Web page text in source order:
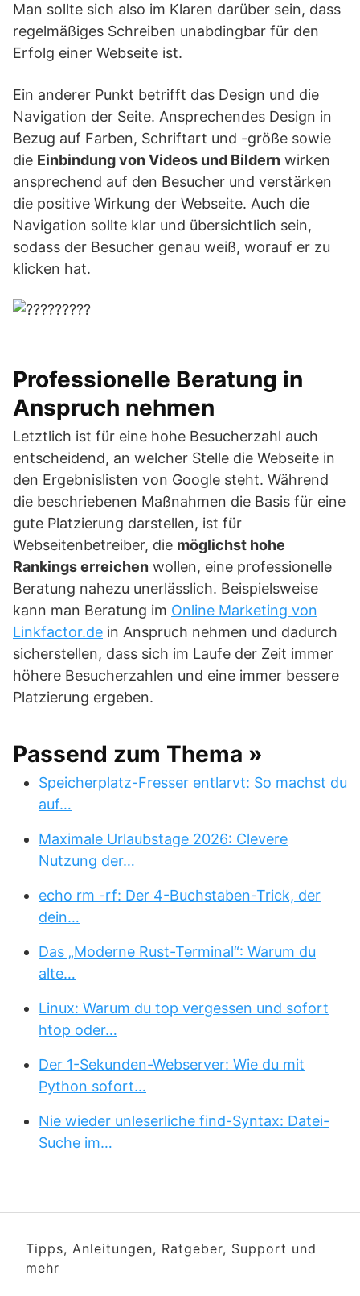
Man sollte sich also im Klaren darüber sein, dass
regelmäßiges Schreiben unabdingbar für den
Erfolg einer Webseite ist.
Ein anderer Punkt betrifft das Design und die
Navigation der Seite. Ansprechendes Design in
Bezug auf Farben, Schriftart und -größe sowie
die Einbindung von Videos und Bildern wirken
ansprechend auf den Besucher und verstärken
die positive Wirkung der Webseite. Auch die
Navigation sollte klar und übersichtlich sein,
sodass der Besucher genau weiß, worauf er zu
klicken hat.
Professionelle Beratung in
Anspruch nehmen
Letztlich ist für eine hohe Besucherzahl auch
entscheidend, an welcher Stelle die Webseite in
den Ergebnislisten von Google steht. Während
die beschriebenen Maßnahmen die Basis für eine
gute Platzierung darstellen, ist für
Webseitenbetreiber, die möglichst hohe
Rankings erreichen wollen, eine professionelle
Beratung nahezu unerlässlich. Beispielsweise
kann man Beratung im Online Marketing von
Linkfactor.de in Anspruch nehmen und dadurch
sicherstellen, dass sich im Laufe der Zeit immer
höhere Besucherzahlen und eine immer bessere
Platzierung ergeben.
Passend zum Thema »
Speicherplatz-Fresser entlarvt: So machst du
auf…
Maximale Urlaubstage 2026: Clevere
Nutzung der…
echo rm -rf: Der 4-Buchstaben-Trick, der
dein…
Das „Moderne Rust-Terminal“: Warum du
alte…
Linux: Warum du top vergessen und sofort
htop oder…
Der 1-Sekunden-Webserver: Wie du mit
Python sofort…
Nie wieder unleserliche find-Syntax: Datei-
Suche im…
Tipps, Anleitungen, Ratgeber, Support und
mehr